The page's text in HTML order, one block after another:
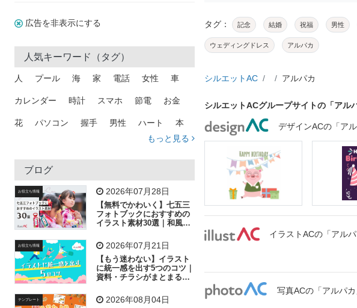
広告を非表示にする
人気キーワード（タグ）
人 プール 海 家 電話 女性 車
カレンダー 時計 スマホ 節電 お金
花 パソコン 握手 男性 ハート 本
トラック 木
吹き出し
飛行機 グラフ ビル 魚 家族 書類
歩く 工場 会社 太陽 キラキラ
子供 作業員 相談 ピクトグラム
もっと見る
ブログ
お役立ち情報 2026年07月28日
【無料でかわいく】七五三
フォトブックにおすすめの
イラスト素材30選｜和風の
お役立ち情報 2026年07月21日
【もう迷わない】イラスト
に統一感を出す5つのコツ｜
資料・チラシがまとまるフ
テンプレート 2026年08月04日
タグ： 記念 結婚 祝福 男性
ウェディングドレス アルパカ
シルエットAC アルパカ
シルエットACグループサイトの「アル
デザインACの「ア
イラストACの「アル
写真ACの「アルパ